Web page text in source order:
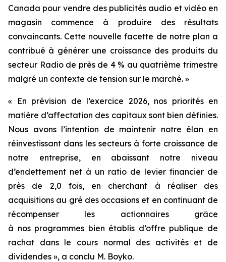
Canada pour vendre des publicités audio et vidéo en
magasin commence à produire des résultats
convaincants. Cette nouvelle facette de notre plan a
contribué à générer une croissance des produits du
secteur Radio de près de 4 % au quatrième trimestre
malgré un contexte de tension sur le marché. »
« En prévision de l’exercice 2026, nos priorités en
matière d’affectation des capitaux sont bien définies.
Nous avons l’intention de maintenir notre élan en
réinvestissant dans les secteurs à forte croissance de
notre entreprise, en abaissant notre niveau
d’endettement net à un ratio de levier financier de
près de 2,0 fois, en cherchant à réaliser des
acquisitions au gré des occasions et en continuant de
récompenser les actionnaires grâce
à nos programmes bien établis d’offre publique de
rachat dans le cours normal des activités et de
dividendes », a conclu M. Boyko.